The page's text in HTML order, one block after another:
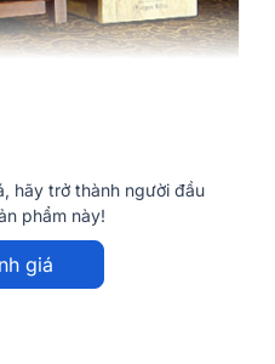
và ổn định hơn. Hoạt
dòng điện (V-I)
hãy trở thành người đầu
phẩm này!
giá